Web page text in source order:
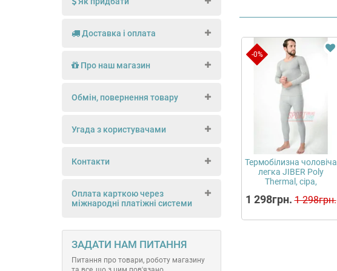
Доставка і оплата
Про наш магазин
Обмін, повернення товару
Угада з користувачами
Контакти
Оплата карткою через
міжнародні платіжні системи
ЗАДАТИ НАМ ПИТАННЯ
Питання про товари, роботу магазину
-0%
Термобілизна чоловіча
легка JIBER Poly
Thermal, сіра,
1 298грн. 1 298грн.